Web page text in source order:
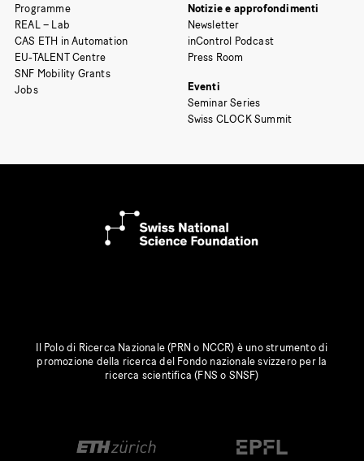
Programme
REAL – Lab
CAS ETH in Automation
EU-TALENT Centre
SNF Mobility Grants
Jobs
Notizie e approfondimenti
Newsletter
inControl Podcast
Press Room
Eventi
Seminar Series
Swiss CLOCK Summit
Il Polo di Ricerca Nazionale (PRN o NCCR) è uno strumento di
promozione della ricerca del Fondo nazionale svizzero per la
ricerca scientifica (FNS o SNSF)